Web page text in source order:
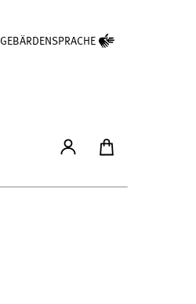
GEBÄRDENSPRACHE
Konto Zum Ticketshop